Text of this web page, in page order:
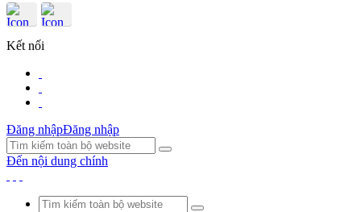
Kết nối
Đăng nhậpĐăng nhập
Đến nội dung chính